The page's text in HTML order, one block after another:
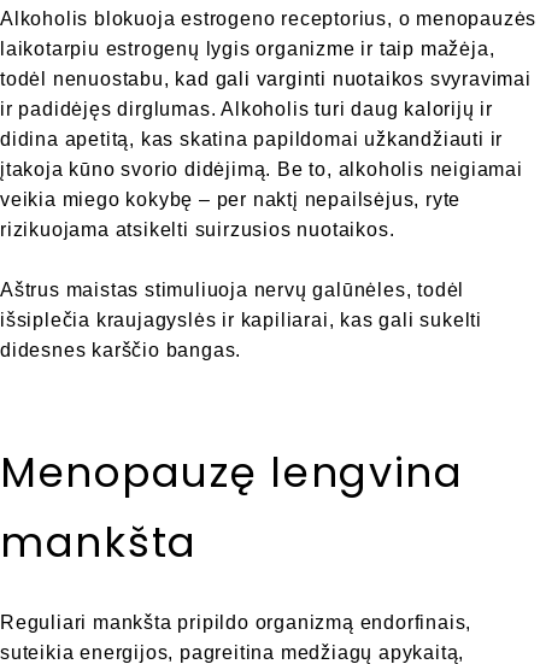
Alkoholis blokuoja estrogeno receptorius, o menopauzės
laikotarpiu estrogenų lygis organizme ir taip mažėja,
todėl nenuostabu, kad gali varginti nuotaikos svyravimai
ir padidėjęs dirglumas. Alkoholis turi daug kalorijų ir
didina apetitą, kas skatina papildomai užkandžiauti ir
įtakoja kūno svorio didėjimą. Be to, alkoholis neigiamai
veikia miego kokybę – per naktį nepailsėjus, ryte
rizikuojama atsikelti suirzusios nuotaikos.
Aštrus maistas stimuliuoja nervų galūnėles, todėl
išsiplečia kraujagyslės ir kapiliarai, kas gali sukelti
didesnes karščio bangas.
Menopauzę lengvina
mankšta
Reguliari mankšta pripildo organizmą endorfinais,
suteikia energijos, pagreitina medžiagų apykaitą,